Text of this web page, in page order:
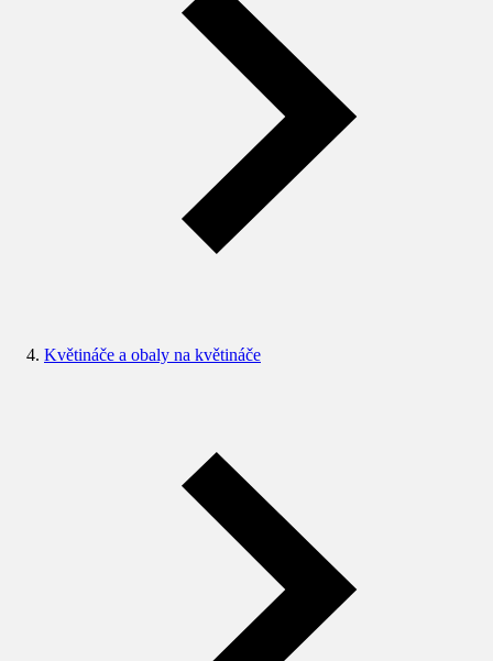
Květináče a obaly na květináče